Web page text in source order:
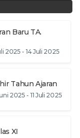
Baru TA.
2025 - 14 Juli 2025
Tahun Ajaran
2025 - 11 Juli 2025
XI